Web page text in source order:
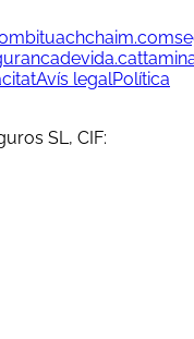
bituachchaim.com
Avís legalPolítica
SL, CIF: